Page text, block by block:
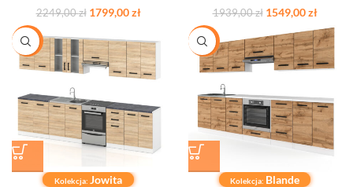
2249,00zł 1799,00zł 1939,00zł 1549,00zł
-20%
Kolekcja: Jowita
-20%
Kolekcja: Blande